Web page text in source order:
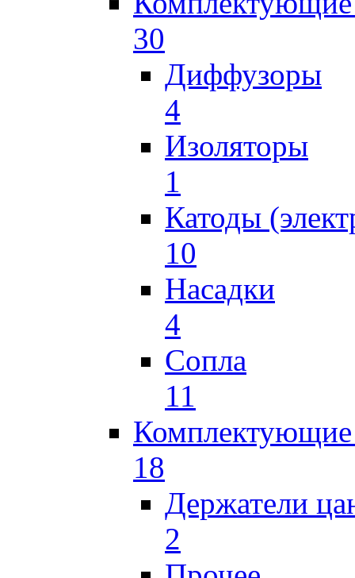
30
Диффузоры
4
Изоляторы
1
Катоды
10
Насадки
4
Сопла
11
18
Держатели
2